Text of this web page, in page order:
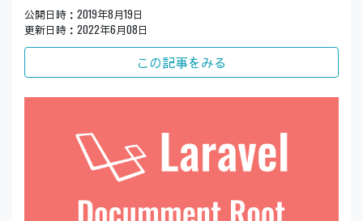
公開日時：2019年8月19日
更新日時：2022年6月08日
この記事をみる